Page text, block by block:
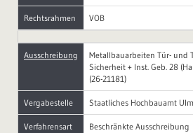
Rechtsrahmen VOB
Ausschreibung
Metallbauarbeiten Tür- und
Sicherheit + Inst. Geb. 28
(26-21181)
Vergabestelle Staatliches Hochbauamt Ulm
Verfahrensart Beschränkte Ausschreibung